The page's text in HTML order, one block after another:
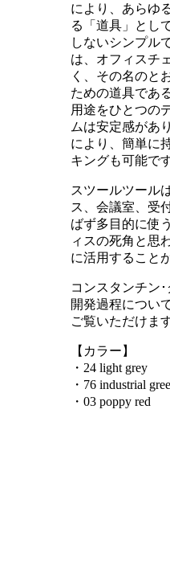
により、あらゆ
る「道具」とし
しないシンプル
は、オフィスチ
く、その名のと
ための道具であ
用途をひとつの
ムは安定感があ
により、簡単に
キングも可能です
スツールツール
ス、会議室、受
ばず多目的に使
ィスの死角と思
に活用すること
コンスタンチン
開発過程につい
ご覧いただけます
【カラー】
・24 light grey
・76 industrial
・03 poppy red